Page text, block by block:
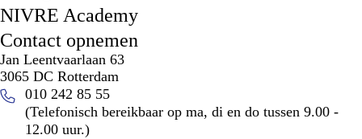
NIVRE Academy
Contact opnemen
Jan Leentvaarlaan 63
3065 DC Rotterdam
010 242 85 55
(Telefonisch bereikbaar op ma, di en do tussen 9.00 -
12.00 uur.)